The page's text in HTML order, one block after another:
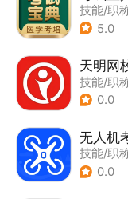
技能/职
5.0
天明网
技能/职
0.0
无人机
技能/职
0.0